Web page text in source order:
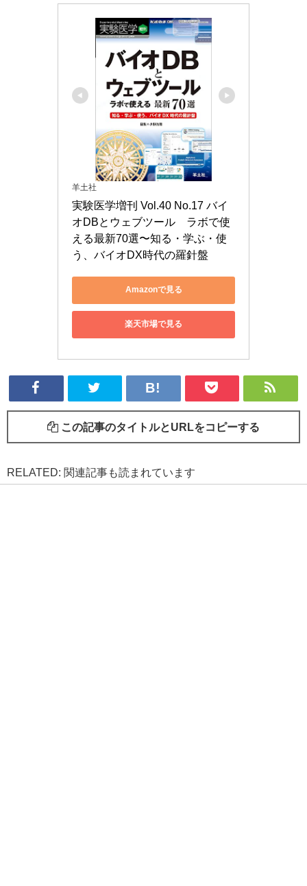
羊土社
実験医学増刊 Vol.40 No.17 バイ
オDBとウェブツール　ラボで使
える最新70選〜知る・学ぶ・使
う、バイオDX時代の羅針盤
Amazonで見る
楽天市場で見る
この記事のタイトルとURLをコピーする
RELATED: 関連記事も読まれています